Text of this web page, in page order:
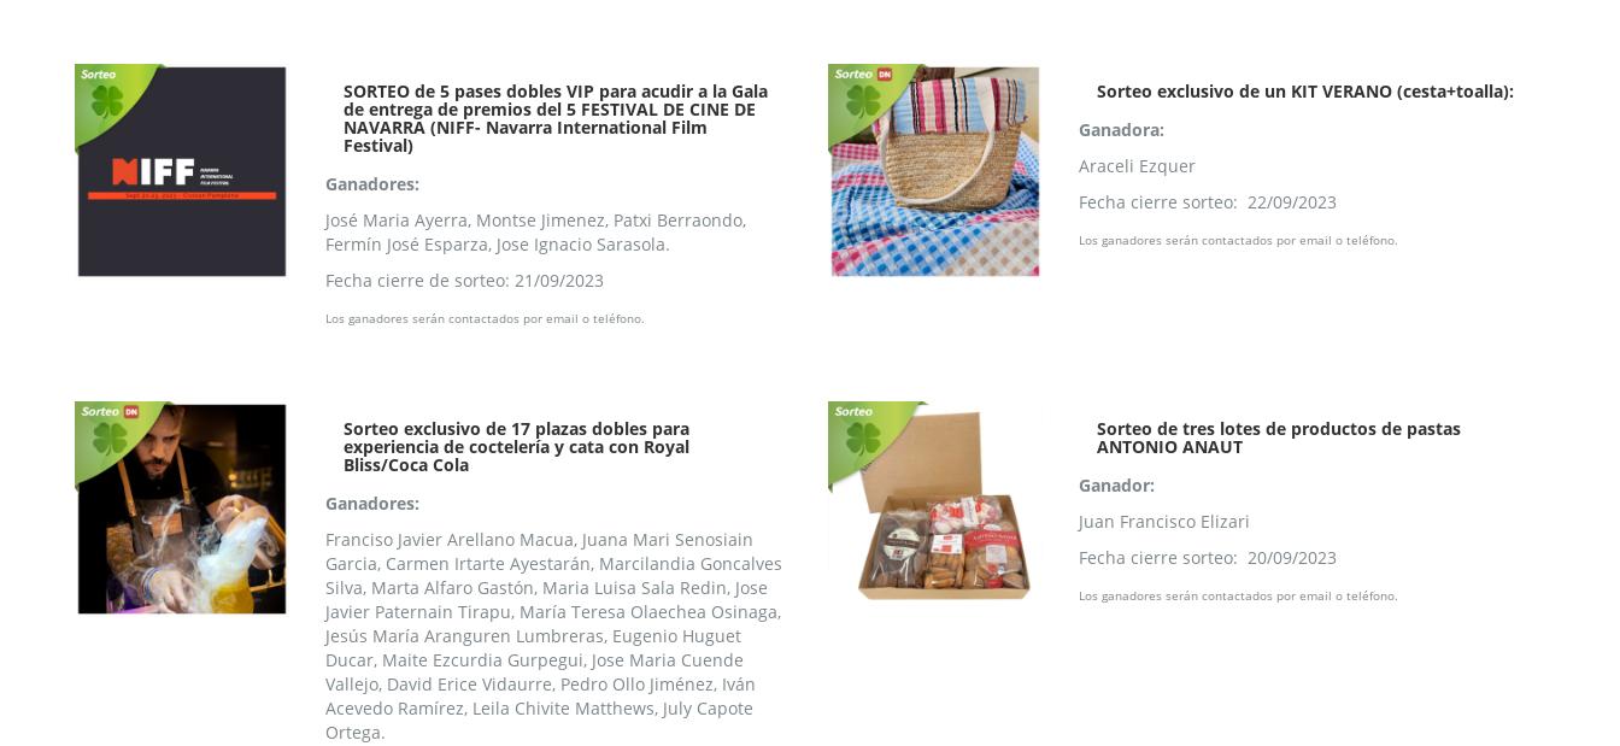
SORTEO de 5 pases dobles VIP para acudir a la Gala
de entrega de premios del 5 FESTIVAL DE CINE DE
NAVARRA (NIFF- Navarra International Film
Festival)
Ganadores:
José Maria Ayerra, Montse Jimenez, Patxi Berraondo,
Fermín José Esparza, Jose Ignacio Sarasola.
Fecha cierre de sorteo: 21/09/2023
Los ganadores serán contactados por email o teléfono.
Sorteo exclusivo de un KIT VERANO (cesta+toalla):
Ganadora:
Araceli Ezquer
Fecha cierre sorteo: 22/09/2023
Los ganadores serán contactados por email o teléfono.
Sorteo exclusivo de 17 plazas dobles para
experiencia de coctelería y cata con Royal
Bliss/Coca Cola
Ganadores:
Franciso Javier Arellano Macua, Juana Mari Senosiain
Garcia, Carmen Irtarte Ayestarán, Marcilandia Goncalves
Silva, Marta Alfaro Gastón, Maria Luisa Sala Redin, Jose
Javier Paternain Tirapu, María Teresa Olaechea Osinaga,
Jesús María Aranguren Lumbreras, Eugenio Huguet
Ducar, Maite Ezcurdia Gurpegui, Jose Maria Cuende
Vallejo, David Erice Vidaurre, Pedro Ollo Jiménez, Iván
Acevedo Ramírez, Leila Chivite Matthews, July Capote
Ortega.
Sorteo de tres lotes de productos de pastas
ANTONIO ANAUT
Ganador:
Juan Francisco Elizari
Fecha cierre sorteo: 20/09/2023
Los ganadores serán contactados por email o teléfono.